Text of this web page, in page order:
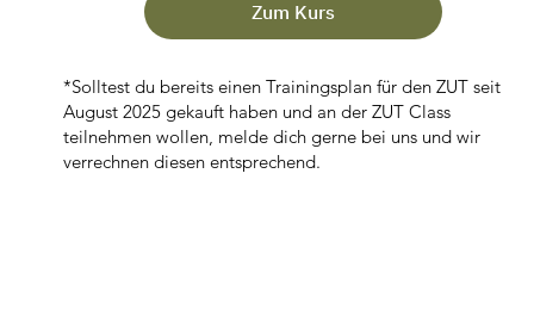
Zum Kurs
*Solltest du bereits einen Trainingsplan für den ZUT seit
August 2025 gekauft haben und an der ZUT Class
teilnehmen wollen, melde dich gerne bei uns und wir
verrechnen diesen entsprechend.